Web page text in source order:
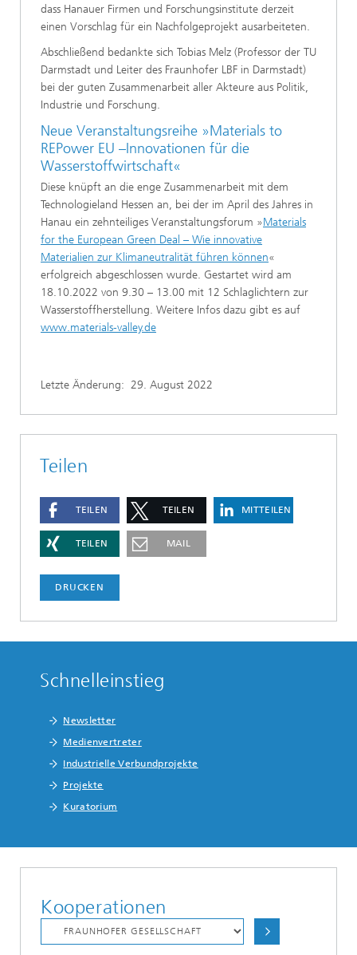
dass Hanauer Firmen und Forschungsinstitute derzeit
einen Vorschlag für ein Nachfolgeprojekt ausarbeiteten.
Abschließend bedankte sich Tobias Melz (Professor der TU
Darmstadt und Leiter des Fraunhofer LBF in Darmstadt)
bei der guten Zusammenarbeit aller Akteure aus Politik,
Industrie und Forschung.
Neue Veranstaltungsreihe »Materials to
REPower EU –Innovationen für die
Wasserstoffwirtschaft«
Diese knüpft an die enge Zusammenarbeit mit dem
Technologieland Hessen an, bei der im April des Jahres in
Hanau ein zehnteiliges Veranstaltungsforum »Materials
for the European Green Deal – Wie innovative
Materialien zur Klimaneutralität führen können«
erfolgreich abgeschlossen wurde. Gestartet wird am
18.10.2022 von 9.30 – 13.00 mit 12 Schlaglichtern zur
Wasserstoffherstellung. Weitere Infos dazu gibt es auf
www.materials-valley.de
Letzte Änderung: 29. August 2022
Teilen
TEILEN TEILEN MITTEILEN
TEILEN MAIL
DRUCKEN
Schnelleinstieg
Newsletter
Medienvertreter
Industrielle Verbundprojekte
Projekte
Kuratorium
Kooperationen